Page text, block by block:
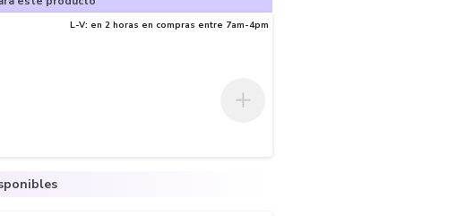
L-V: en 2 horas en compras entre 7am-4pm